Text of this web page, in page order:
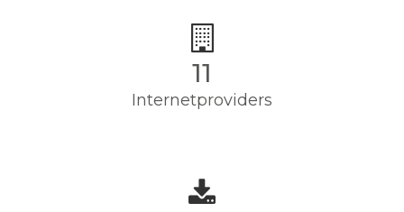
11
Internetproviders